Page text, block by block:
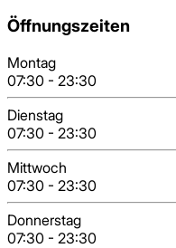
Öffnungszeiten
Montag
07:30 - 23:30
Dienstag
07:30 - 23:30
Mittwoch
07:30 - 23:30
Donnerstag
07:30 - 23:30